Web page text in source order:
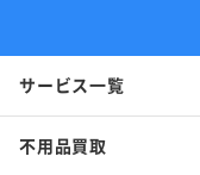
サービス一覧
不用品買取